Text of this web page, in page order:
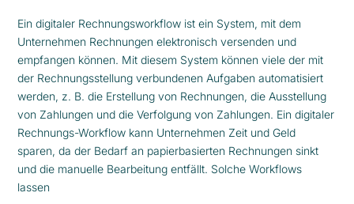
Ein digitaler Rechnungsworkflow ist ein System, mit dem
Unternehmen Rechnungen elektronisch versenden und
empfangen können. Mit diesem System können viele der mit
der Rechnungsstellung verbundenen Aufgaben automatisiert
werden, z. B. die Erstellung von Rechnungen, die Ausstellung
von Zahlungen und die Verfolgung von Zahlungen. Ein digitaler
Rechnungs-Workflow kann Unternehmen Zeit und Geld
sparen, da der Bedarf an papierbasierten Rechnungen sinkt
und die manuelle Bearbeitung entfällt. Solche Workflows
lassen